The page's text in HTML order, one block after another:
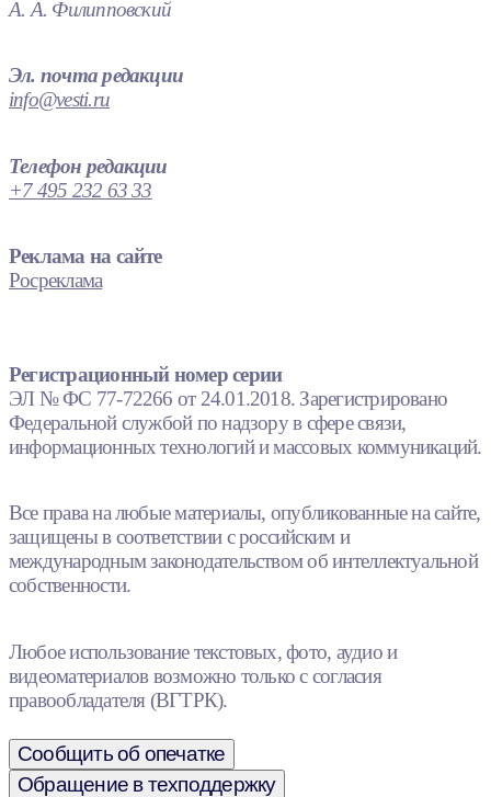
А. А. Филипповский
Эл. почта редакции
info@vesti.ru
Телефон редакции
+7 495 232 63 33
Реклама на сайте
Росреклама
Регистрационный номер серии
ЭЛ № ФС 77-72266 от 24.01.2018. Зарегистрировано
Федеральной службой по надзору в сфере связи,
информационных технологий и массовых коммуникаций.
Все права на любые материалы, опубликованные на сайте,
защищены в соответствии с российским и
международным законодательством об интеллектуальной
собственности.
Любое использование текстовых, фото, аудио и
видеоматериалов возможно только с согласия
правообладателя (ВГТРК).
Сообщить об опечатке
Обращение в техподдержку